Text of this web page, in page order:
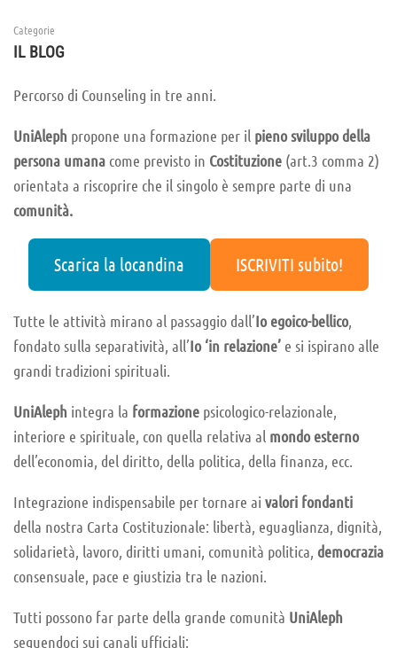
Categorie
IL BLOG
Percorso di Counseling in tre anni.
UniAleph propone una formazione per il pieno sviluppo della
persona umana come previsto in Costituzione (art.3 comma 2)
orientata a riscoprire che il singolo è sempre parte di una
comunità.
Scarica la locandina ISCRIVITI subito!
Tutte le attività mirano al passaggio dall’Io egoico-bellico,
fondato sulla separatività, all’Io ‘in relazione’ e si ispirano alle
grandi tradizioni spirituali.
UniAleph integra la formazione psicologico-relazionale,
interiore e spirituale, con quella relativa al mondo esterno
dell’economia, del diritto, della politica, della finanza, ecc.
Integrazione indispensabile per tornare ai valori fondanti
della nostra Carta Costituzionale: libertà, eguaglianza, dignità,
solidarietà, lavoro, diritti umani, comunità politica, democrazia
consensuale, pace e giustizia tra le nazioni.
Tutti possono far parte della grande comunità UniAleph
seguendoci sui canali ufficiali: